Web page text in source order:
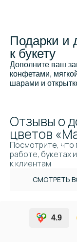
Подарки и
к букету
Дополните ваш
конфетами,
шарами и
Отзывы о
цветов
СМОТРЕТЬ
Посмотрите, что
работе, букетах
к клиентам
4.9